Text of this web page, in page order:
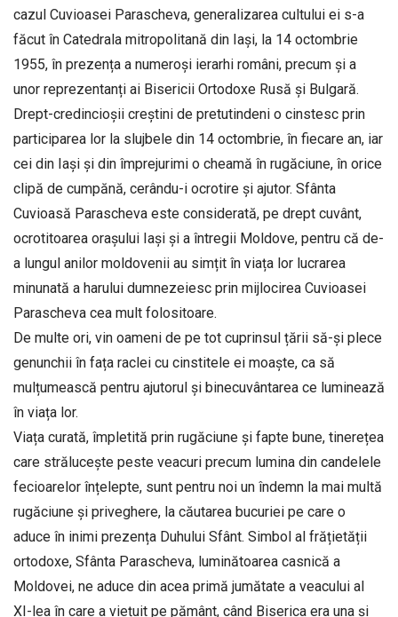
cazul Cuvioasei Parascheva, generalizarea cultului ei s-a
făcut în Catedrala mitropolitană din Iași, la 14 octombrie
1955, în prezența a numeroși ierarhi români, precum și a
unor reprezentanți ai Bisericii Ortodoxe Rusă și Bulgară.
Drept-credincioșii creștini de pretutindeni o cinstesc prin
participarea lor la slujbele din 14 octombrie, în fiecare an, iar
cei din Iași și din împrejurimi o cheamă în rugăciune, în orice
clipă de cumpănă, cerându-i ocrotire și ajutor. Sfânta
Cuvioasă Parascheva este considerată, pe drept cuvânt,
ocrotitoarea orașului Iași și a întregii Moldove, pentru că de-
a lungul anilor moldovenii au simțit în viața lor lucrarea
minunată a harului dumnezeiesc prin mijlocirea Cuvioasei
Parascheva cea mult folositoare.
De multe ori, vin oameni de pe tot cuprinsul țării să-și plece
genunchii în fața raclei cu cinstitele ei moaște, ca să
mulțumească pentru ajutorul și binecuvântarea ce luminează
în viața lor.
Viața curată, împletită prin rugăciune și fapte bune, tinerețea
care strălucește peste veacuri precum lumina din candelele
fecioarelor înțelepte, sunt pentru noi un îndemn la mai multă
rugăciune și priveghere, la căutarea bucuriei pe care o
aduce în inimi prezența Duhului Sfânt. Simbol al frățietății
ortodoxe, Sfânta Parascheva, luminătoarea casnică a
Moldovei, ne aduce din acea primă jumătate a veacului al
XI-lea în care a viețuit pe pământ, când Biserica era una și